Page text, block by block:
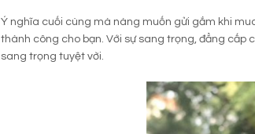
Ý nghĩa cuối cùng mà nàng muốn gửi gắm khi
thành công cho bạn. Với sự sang trọng, đẳng cấp
sang trọng tuyệt vời.